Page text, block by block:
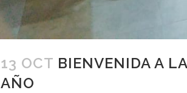
13 OCT BIENVENIDA A
AÑO